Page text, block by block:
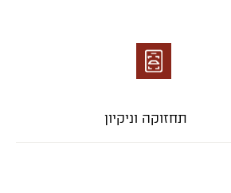
תחזוקה וניקיון